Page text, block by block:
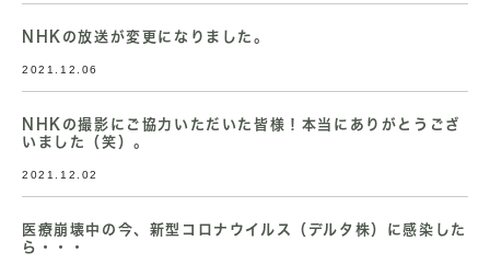
NHKの放送が変更になりました。
2021.12.06
NHKの撮影にご協力いただいた皆様！本当にありがとうござ
いました（笑）。
2021.12.02
医療崩壊中の今、新型コロナウイルス（デルタ株）に感染した
ら・・・